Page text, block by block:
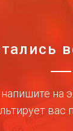
на
вас